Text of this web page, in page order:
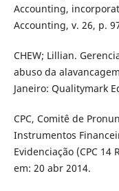
Accounting,
Accounting, v. 26, p.
CHEW; Lillian.
abuso da
Janeiro: Qualitymark
CPC, Comitê de
Instrumentos
Evidenciação (CPC 14
em: 20 abr 2014.